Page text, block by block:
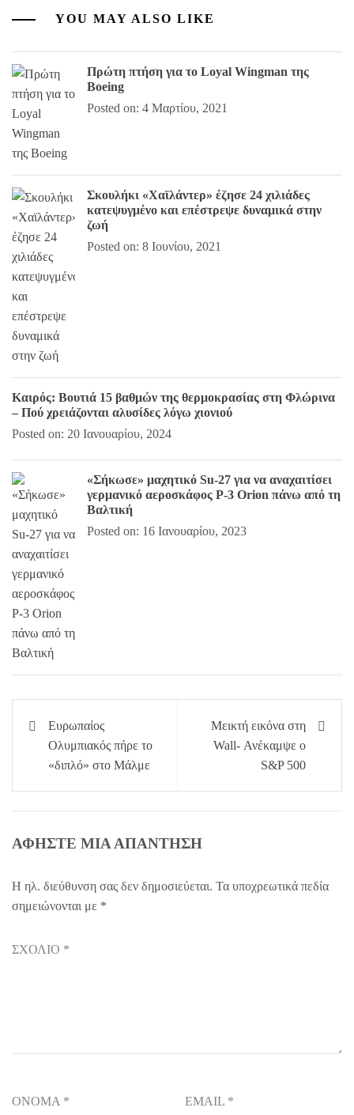
YOU MAY ALSO LIKE
Πρώτη πτήση για το Loyal Wingman της
Boeing
Posted on: 4 Μαρτίου, 2021
Σκουλήκι «Χαϊλάντερ» έζησε 24 χιλιάδες
κατεψυγμένο και επέστρεψε δυναμικά στην
ζωή
Posted on: 8 Ιουνίου, 2021
Καιρός: Βουτιά 15 βαθμών της θερμοκρασίας στη Φλώρινα
– Πού χρειάζονται αλυσίδες λόγω χιονιού
Posted on: 20 Ιανουαρίου, 2024
«Σήκωσε» μαχητικό Su-27 για να αναχαιτίσει
γερμανικό αεροσκάφος P-3 Orion πάνω από τη
Βαλτική
Posted on: 16 Ιανουαρίου, 2023
Πλοήγηση
άρθρων
Ευρωπαίος
Ολυμπιακός πήρε το
«διπλό» στο Μάλμε
Μεικτή εικόνα στη
Wall- Ανέκαμψε ο
S&P 500
ΑΦΉΣΤΕ ΜΙΑ ΑΠΆΝΤΗΣΗ
Η ηλ. διεύθυνση σας δεν δημοσιεύεται. Τα υποχρεωτικά πεδία
σημειώνονται με *
ΣΧΌΛΙΟ *
ΌΝΟΜΑ * EMAIL *